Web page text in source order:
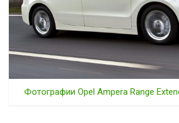
Фотографии Opel Ampera Range